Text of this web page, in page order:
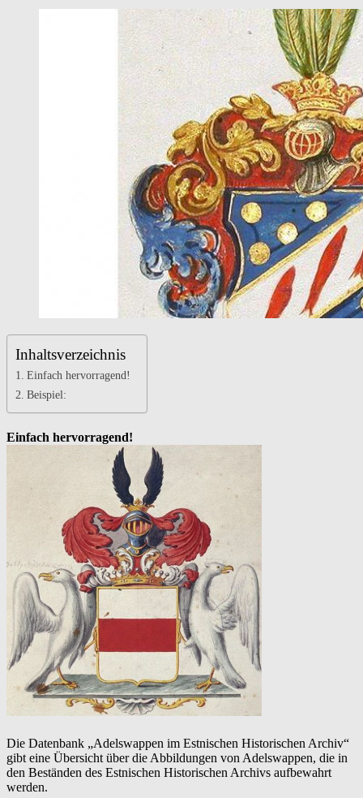
im
Estnischen
Historischen
Archiv
Inhaltsverzeichnis
Einfach hervorragend!
Beispiel:
Einfach hervorragend!
Die Datenbank „Adelswappen im Estnischen Historischen Archiv“
gibt eine Übersicht über die Abbildungen von Adelswappen, die in
den Beständen des Estnischen Historischen Archivs aufbewahrt
werden.